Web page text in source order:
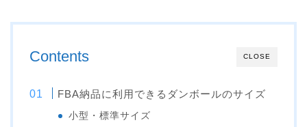
CLOSE
Contents
FBA納品に利用できるダンボールのサイズ
小型・標準サイズ